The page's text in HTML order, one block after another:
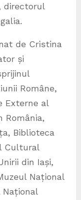
directorul
de Cristina
și
Române,
Externe al
România,
Biblioteca
Cultural
din Iași,
Național
Național